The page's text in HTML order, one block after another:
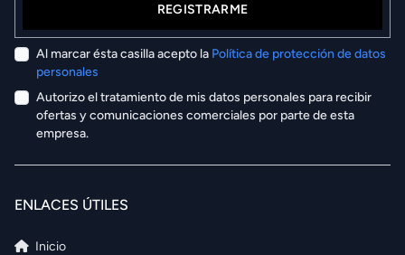
REGISTRARME
Al marcar ésta casilla acepto la Política de protección de datos
personales
Autorizo el tratamiento de mis datos personales para recibir
ofertas y comunicaciones comerciales por parte de esta
empresa.
ENLACES ÚTILES
Inicio